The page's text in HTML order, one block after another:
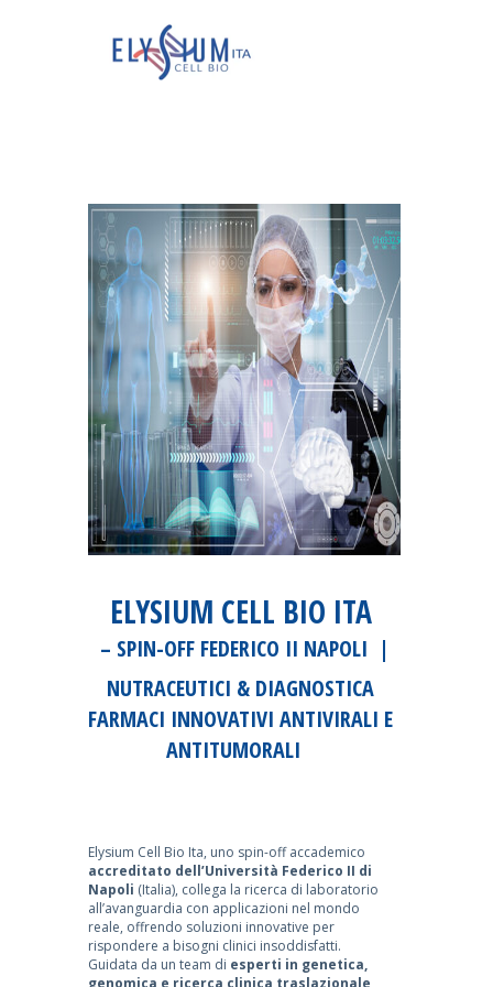
ELYSIUM CELL BIO ITA
– SPIN-OFF FEDERICO II NAPOLI |
NUTRACEUTICI & DIAGNOSTICA
FARMACI INNOVATIVI ANTIVIRALI E
ANTITUMORALI
Elysium Cell Bio Ita, uno spin-off accademico
accreditato dell’Università Federico II di
Napoli (Italia), collega la ricerca di laboratorio
all’avanguardia con applicazioni nel mondo
reale, offrendo soluzioni innovative per
rispondere a bisogni clinici insoddisfatti.
Guidata da un team di esperti in genetica,
genomica e ricerca clinica traslazionale